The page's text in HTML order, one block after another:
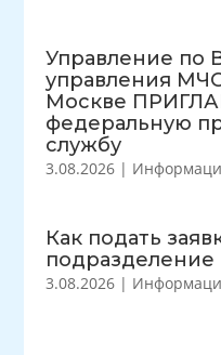
Управление по
управления
Москве
федеральную
службу
3.08.2026 |
Как подать
3.08.2026 |